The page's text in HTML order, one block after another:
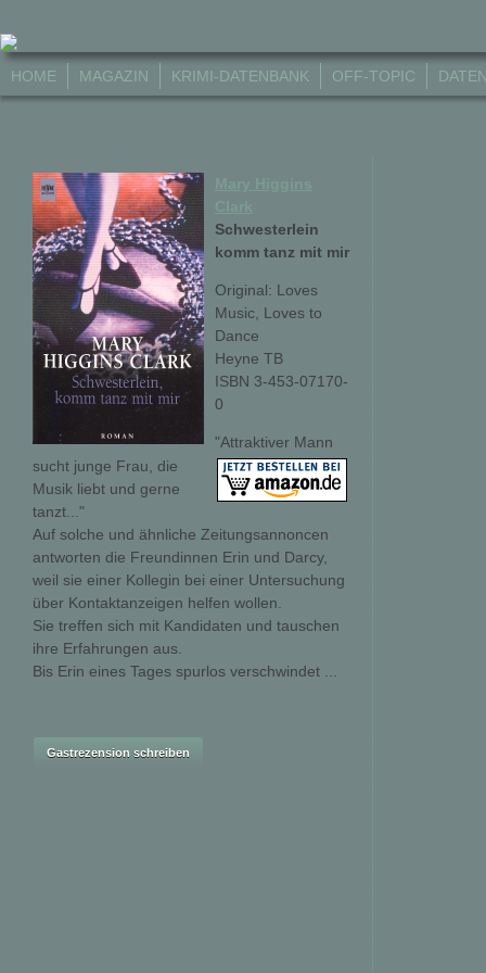
HOME MAGAZIN KRIMI-DATENBANK OFF-TOPIC
Schwesterlein
komm tanz mit mir
Original: Loves
Music, Loves to
Dance
Heyne TB
ISBN 3-453-07170-
0
"Attraktiver Mann
sucht junge Frau, die
Musik liebt und gerne
tanzt..."
Auf solche und ähnliche Zeitungsannoncen
antworten die Freundinnen Erin und Darcy,
weil sie einer Kollegin bei einer Untersuchung
über Kontaktanzeigen helfen wollen.
Sie treffen sich mit Kandidaten und tauschen
ihre Erfahrungen aus.
Bis Erin eines Tages spurlos verschwindet ...